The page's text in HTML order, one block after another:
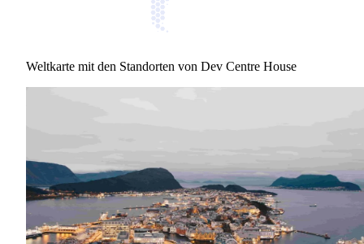
Weltkarte mit den Standorten von Dev Centre House